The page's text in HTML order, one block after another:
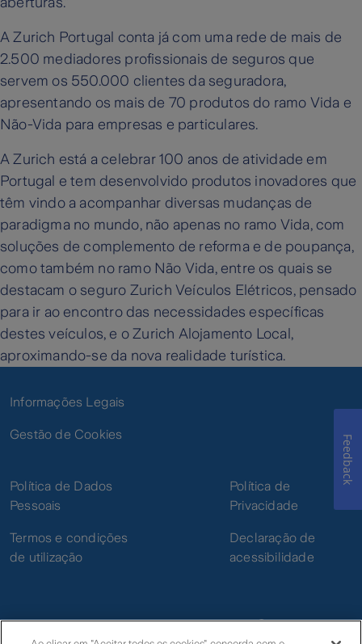
A Zurich Portugal conta já com uma rede de mais de
2.500 mediadores profissionais de seguros que
servem os 550.000 clientes da seguradora,
apresentando os mais de 70 produtos do ramo Vida e
Não-Vida para empresas e particulares.
A Zurich está a celebrar 100 anos de atividade em
Portugal e tem desenvolvido produtos inovadores que
têm vindo a acompanhar diversas mudanças de
paradigma no mundo, não apenas no ramo Vida, com
soluções de complemento de reforma e de poupança,
como também no ramo Não Vida, entre os quais se
destacam o seguro Zurich Veículos Elétricos, pensado
para ir ao encontro das necessidades específicas
destes veículos, e o Zurich Alojamento Local,
aproximando-se da nova realidade turística.
Informações Legais
Gestão de Cookies
Política de Dados
Pessoais
Termos e condições
de utilização
Política de
Privacidade
Declaração de
acessibilidade
Feedback